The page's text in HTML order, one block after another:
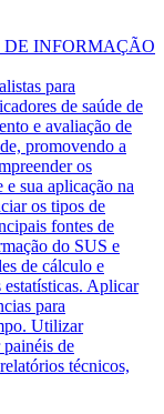
DE INFORMAÇÃO
para
de saúde de
e avaliação de
promovendo a
os
sua aplicação na
os tipos de
fontes de
do SUS e
de cálculo e
estatísticas. Aplicar
para
Utilizar
de
técnicos,